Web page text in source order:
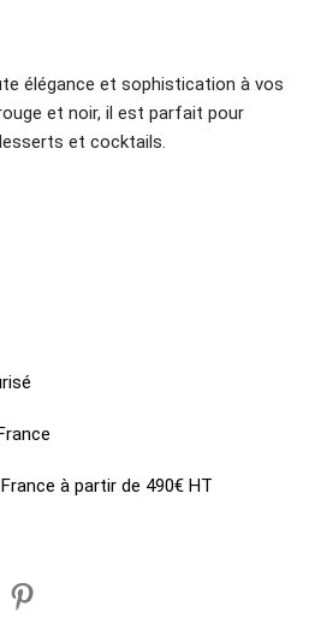
élégance et sophistication à vos
et noir, il est parfait pour
et cocktails.
à partir de 490€ HT